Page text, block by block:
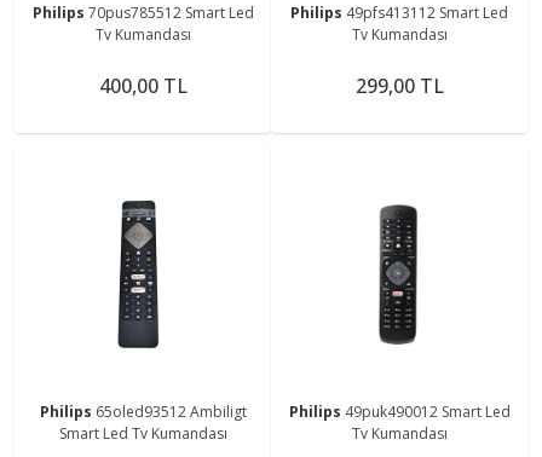
Philips 70pus785512 Smart Led
Tv Kumandası
400,00 TL
Philips 49pfs413112 Smart Led
Tv Kumandası
299,00 TL
Philips 65oled93512 Ambiligt
Smart Led Tv Kumandası
Philips 49puk490012 Smart Led
Tv Kumandası